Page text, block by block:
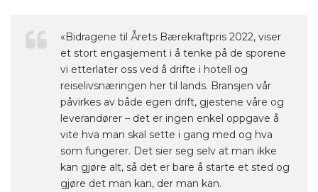
«Bidragene til Årets Bærekraftpris 2022, viser
et stort engasjement i å tenke på de sporene
vi etterlater oss ved å drifte i hotell og
reiselivsnæringen her til lands. Bransjen vår
påvirkes av både egen drift, gjestene våre og
leverandører – det er ingen enkel oppgave å
vite hva man skal sette i gang med og hva
som fungerer. Det sier seg selv at man ikke
kan gjøre alt, så det er bare å starte et sted og
gjøre det man kan, der man kan.